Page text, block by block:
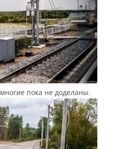
пока не доделаны.